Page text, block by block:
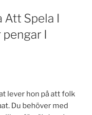
Att Spela I
I
lever hon på att folk
Du behöver med